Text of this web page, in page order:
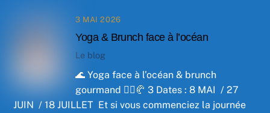
3 MAI 2026
Yoga & Brunch face à l’océan
Le blog
🌊 Yoga face à l’océan & brunch
gourmand 🧘‍♀️🥐 3 Dates : 8 MAI / 27
JUIN / 18 JUILLET Et si vous commenciez la journée